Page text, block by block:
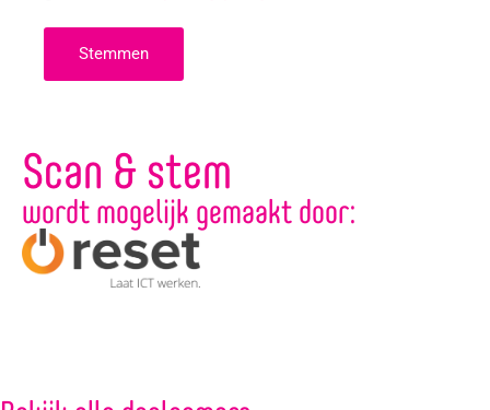
Stemmen
Scan & stem
wordt mogelijk gemaakt door: